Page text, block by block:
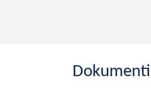
Dokumenti